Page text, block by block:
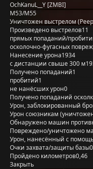
OchKanuL__Y [ZMBI]
M53/M55
Уничтожен выстрелом
Произведено выстрелов11
прямых попаданий/
осколочно-фугасных
Нанесение урона1934
с дистанции свыше 300 м
Получено попаданий1
пробитий1
не нанёсших урон0
Получено попаданий
Урон, заблокированный
Урон союзникам
Обнаружено машин
Повреждено/уничтожено
Урон, нанесённый с
Очки захвата/защиты базы
Пройдено километров0,46
Закрыть